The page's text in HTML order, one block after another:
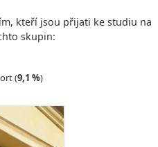
kteří jsou přijati ke studiu na
skupin:
(9,1 %)